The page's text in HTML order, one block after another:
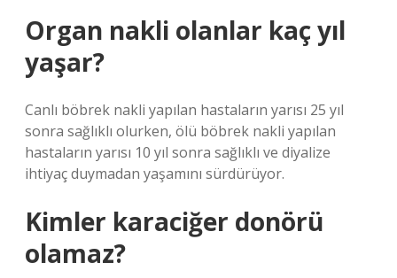
Organ nakli olanlar kaç yıl
yaşar?
Canlı böbrek nakli yapılan hastaların yarısı 25 yıl
sonra sağlıklı olurken, ölü böbrek nakli yapılan
hastaların yarısı 10 yıl sonra sağlıklı ve diyalize
ihtiyaç duymadan yaşamını sürdürüyor.
Kimler karaciğer donörü
olamaz?